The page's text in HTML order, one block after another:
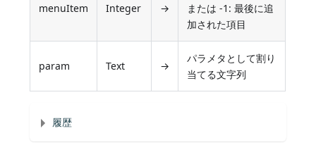
menuItem Integer →
または -1: 最後に追
加された項目
param Text →
パラメタとして割り
当てる文字列
履歴